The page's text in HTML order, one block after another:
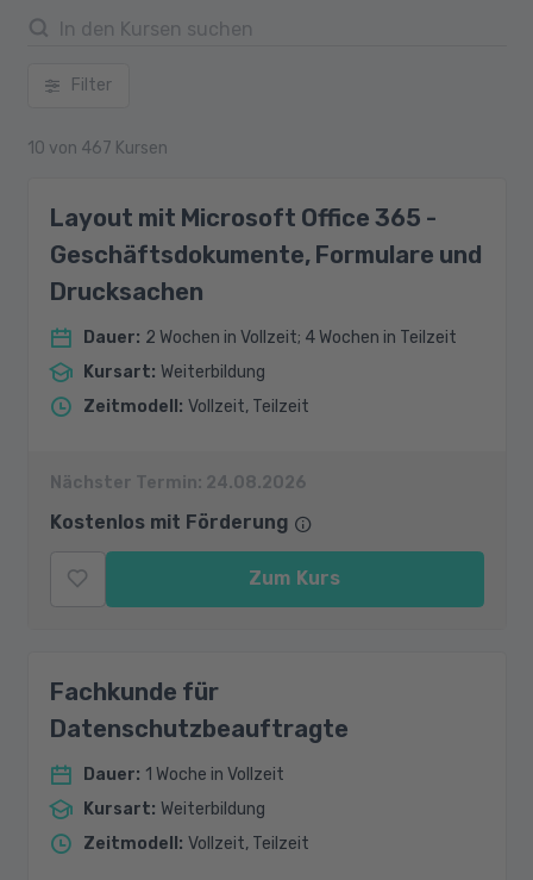
Filter
10 von 467 Kursen
Layout mit Microsoft Office 365 -
Geschäftsdokumente, Formulare und
Drucksachen
Dauer: 2 Wochen in Vollzeit; 4 Wochen in Teilzeit
Kursart: Weiterbildung
Zeitmodell : Vollzeit, Teilzeit
Nächster Termin: 24.08.2026
Kostenlos mit Förderung
Zum Kurs
Fachkunde für
Datenschutzbeauftragte
Dauer: 1 Woche in Vollzeit
Kursart: Weiterbildung
Zeitmodell : Vollzeit, Teilzeit